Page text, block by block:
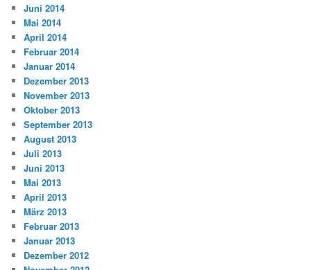
Juni 2014
Mai 2014
April 2014
Februar 2014
Januar 2014
Dezember 2013
November 2013
Oktober 2013
September 2013
August 2013
Juli 2013
Juni 2013
Mai 2013
April 2013
März 2013
Februar 2013
Januar 2013
Dezember 2012